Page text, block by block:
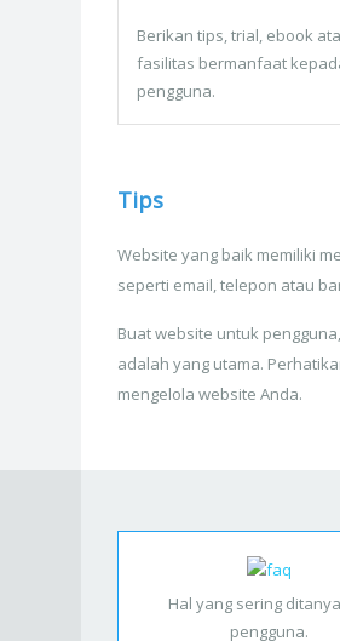
Berikan tips, trial, ebook
fasilitas bermanfaat
pengguna.
Tips
Website yang baik memiliki
seperti email, telepon atau
Buat website untuk
adalah yang utama.
mengelola website Anda.
Hal yang sering
pengguna.